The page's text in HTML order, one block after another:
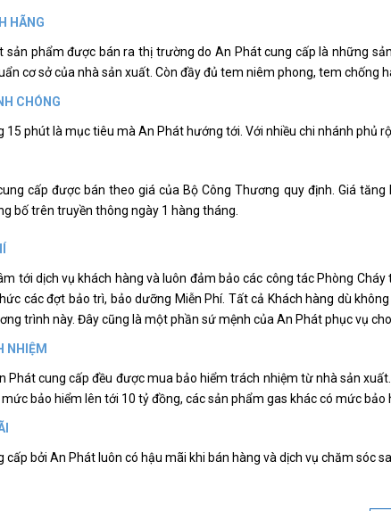
HÃNG
sản phẩm được bán ra thị trường do An Phát cung cấp là những
cơ sở của nhà sản xuất. Còn đầy đủ tem niêm phong, tem chống
CHÓNG
15 phút là mục tiêu mà An Phát hướng tới. Với nhiều chi nhánh phủ
cấp được bán theo giá của Bộ Công Thương quy định. Giá
bố trên truyền thông ngày 1 hàng tháng.
tới dịch vụ khách hàng và luôn đảm bảo các công tác Phòng
các đợt bảo trì, bảo dưỡng Miễn Phí. Tất cả Khách hàng dù
trình này. Đây cũng là một phần sứ mệnh của An Phát phục vụ
NHIỆM
Phát cung cấp đều được mua bảo hiểm trách nhiệm từ nhà sản
mức bảo hiểm lên tới 10 tỷ đồng, các sản phẩm gas khác có mức bảo
cấp bởi An Phát luôn có hậu mãi khi bán hàng và dịch vụ chăm sóc